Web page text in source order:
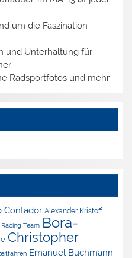
um die Faszination
und Unterhaltung für
Radsportfotos und mehr
Contador Alexander Kristoff
Team Bora-
Christopher
Emanuel Buchmann